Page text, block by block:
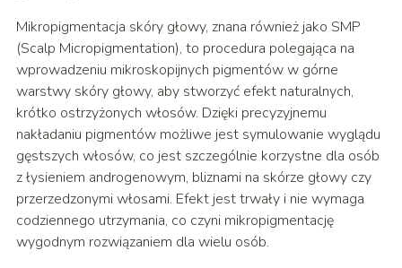
Mikropigmentacja skóry głowy, znana również jako SMP
(Scalp Micropigmentation), to procedura polegająca na
wprowadzeniu mikroskopijnych pigmentów w górne
warstwy skóry głowy, aby stworzyć efekt naturalnych,
krótko ostrzyżonych włosów. Dzięki precyzyjnemu
nakładaniu pigmentów możliwe jest symulowanie wyglądu
gęstszych włosów, co jest szczególnie korzystne dla osób
z łysieniem androgenowym, bliznami na skórze głowy czy
przerzedzonymi włosami. Efekt jest trwały i nie wymaga
codziennego utrzymania, co czyni mikropigmentację
wygodnym rozwiązaniem dla wielu osób.